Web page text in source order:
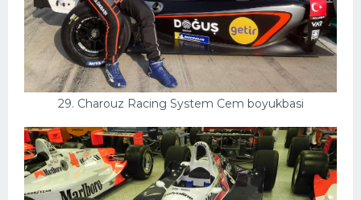
29. Charouz Racing System Cem boyukbasi